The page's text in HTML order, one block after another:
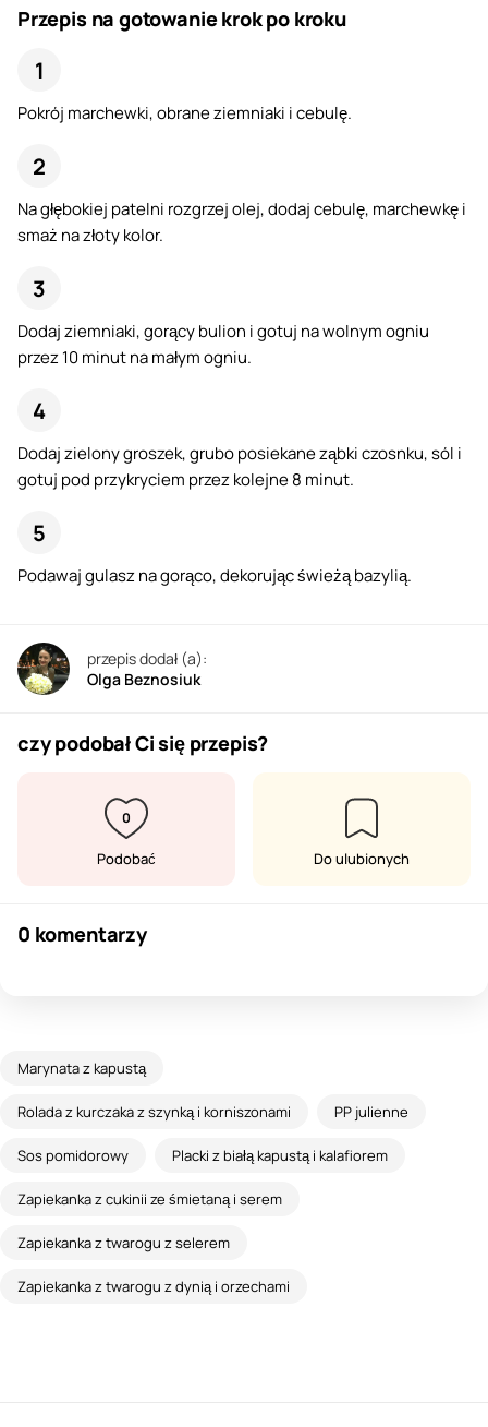
Przepis na gotowanie krok po kroku
Pokrój marchewki, obrane ziemniaki i cebulę.
Na głębokiej patelni rozgrzej olej, dodaj cebulę, marchewkę i
smaż na złoty kolor.
Dodaj ziemniaki, gorący bulion i gotuj na wolnym ogniu
przez 10 minut na małym ogniu.
Dodaj zielony groszek, grubo posiekane ząbki czosnku, sól i
gotuj pod przykryciem przez kolejne 8 minut.
Podawaj gulasz na gorąco, dekorując świeżą bazylią.
przepis dodał (a):
Olga Beznosiuk
czy podobał Ci się przepis?
0
Podobać Do ulubionych
0 komentarzy
Marynata z kapustą
Rolada z kurczaka z szynką i korniszonami PP julienne
Sos pomidorowy Placki z białą kapustą i kalafiorem
Zapiekanka z cukinii ze śmietaną i serem
Zapiekanka z twarogu z selerem
Zapiekanka z twarogu z dynią i orzechami